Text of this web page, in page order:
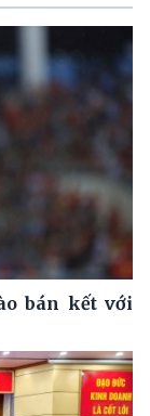
bán kết với